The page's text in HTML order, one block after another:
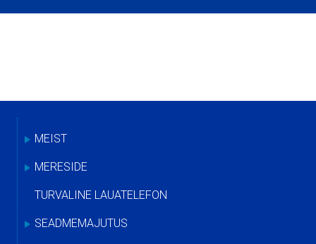
MEIST
MERESIDE
TURVALINE LAUATELEFON
SEADMEMAJUTUS